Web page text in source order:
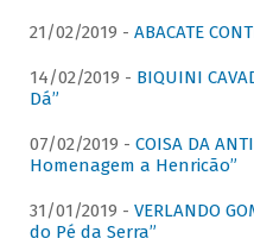
21/02/2019 - ABACATE
14/02/2019 - BIQUINI
Dá”
07/02/2019 - COISA DA
Homenagem a Henricão”
31/01/2019 - VERLANDO
do Pé da Serra”